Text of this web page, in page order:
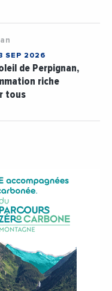
SEP 2026
de Perpignan,
riche
tous